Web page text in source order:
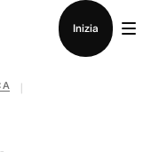
Inizia